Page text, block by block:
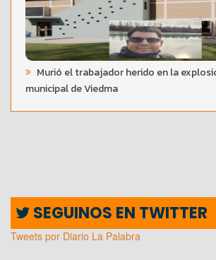
Murió el trabajador herido en la
municipal de Viedma
SEGUINOS EN TWITTER
Tweets por Diario La Palabra